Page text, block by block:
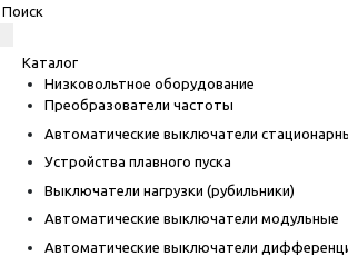
Каталог
Низковольтное оборудование
Преобразователи частоты
Автоматические выключатели
Устройства плавного пуска
Выключатели нагрузки (рубильники)
Автоматические выключатели модульные
Автоматические выключатели